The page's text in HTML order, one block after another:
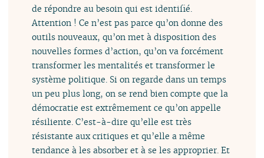
de répondre au besoin qui est identifié.
Attention ! Ce n’est pas parce qu’on donne des
outils nouveaux, qu’on met à disposition des
nouvelles formes d’action, qu’on va forcément
transformer les mentalités et transformer le
système politique. Si on regarde dans un temps
un peu plus long, on se rend bien compte que la
démocratie est extrêmement ce qu’on appelle
résiliente. C’est-à-dire qu’elle est très
résistante aux critiques et qu’elle a même
tendance à les absorber et à se les approprier. Et